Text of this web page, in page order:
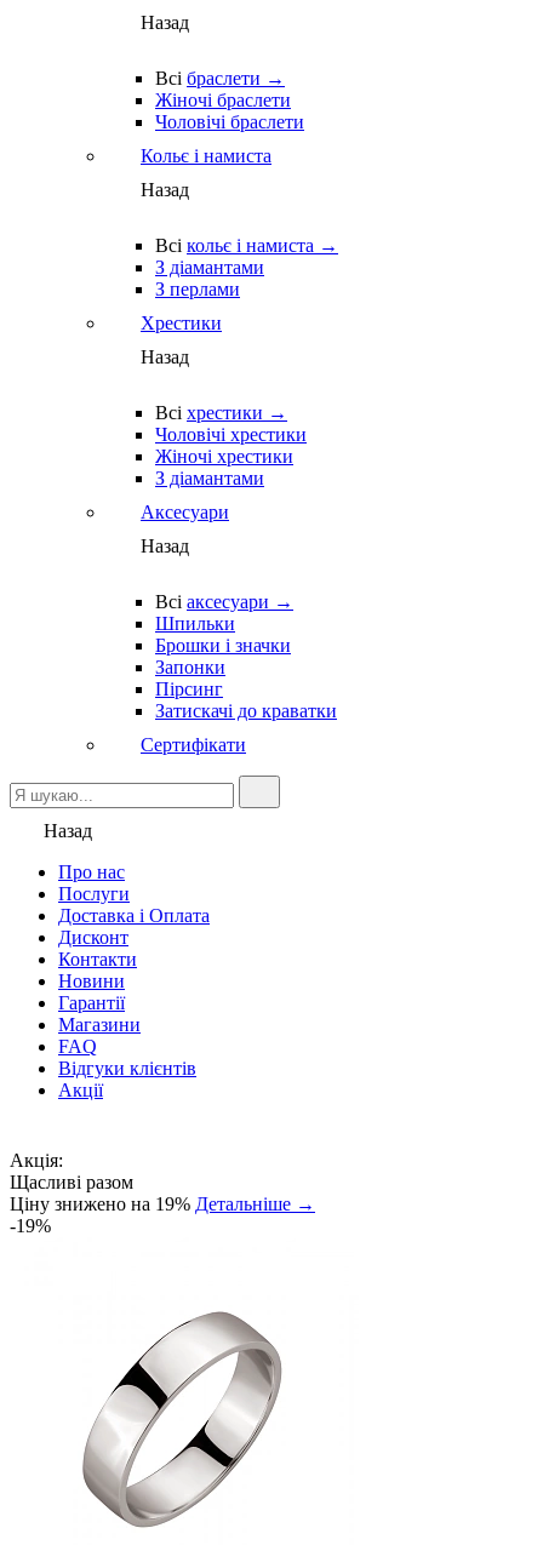
Назад
Всі браслети →
Жіночі браслети
Чоловічі браслети
Кольє і намиста
Назад
Всі кольє і намиста →
З діамантами
З перлами
Хрестики
Назад
Всі хрестики →
Чоловічі хрестики
Жіночі хрестики
З діамантами
Аксесуари
Назад
Всі аксесуари →
Шпильки
Брошки і значки
Запонки
Пірсинг
Затискачі до краватки
Сертифікати
Назад
Про нас
Послуги
Доставка і Оплата
Дисконт
Контакти
Новини
Гарантії
Магазини
FAQ
Відгуки клієнтів
Акції
Акція:
Щасливі разом
Ціну знижено на 19% Детальніше →
-19%